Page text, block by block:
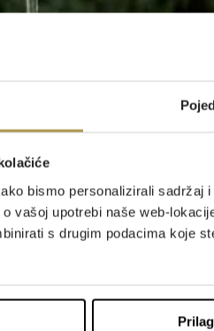
bismo personalizirali
vašoj upotrebi naše web-
s drugim podacima koje
savršen ambijent za